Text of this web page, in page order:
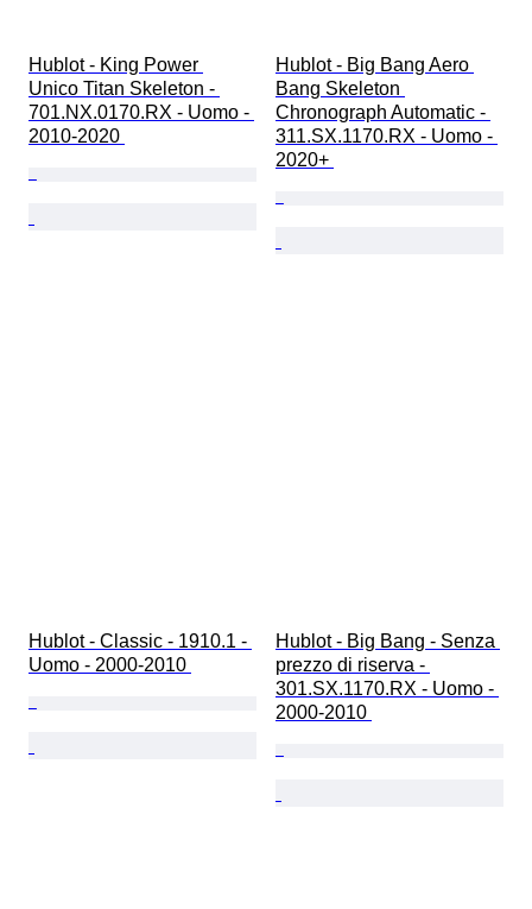
Hublot - King Power
Unico Titan Skeleton -
701.NX.0170.RX - Uomo -
2010-2020
Hublot - Big Bang Aero
Bang Skeleton
Chronograph Automatic -
311.SX.1170.RX - Uomo -
2020+
Hublot - Classic - 1910.1 -
Uomo - 2000-2010
Hublot - Big Bang - Senza
prezzo di riserva -
301.SX.1170.RX - Uomo -
2000-2010